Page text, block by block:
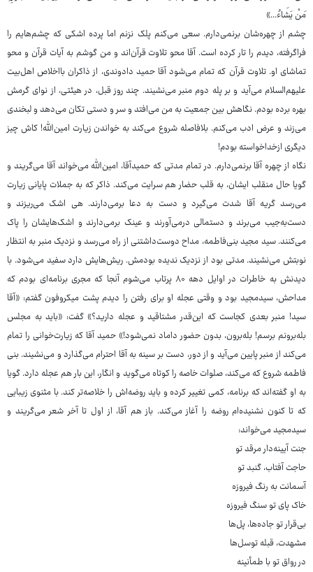
مَنْ یَشَاءُ...»
چشم از چهره‌شان برنمی‌دارم. سعی می‌کنم پلک نزنم اما پرده اشکی که چشم‌هایم را
فراگرفته، دیدم را تار کرده است. آقا محو تلاوت قرآن‌اند و من گوشم به آیات قرآن و محو
تماشای او. تلاوت قرآن که تمام می‌شود آقا حمید دادوندی، از ذاکران بااخلاص اهل‌بیت
علیهم‌السلام می‌آید و بر پله دوم منبر می‌نشیند. چند روز قبل، در هیئتی، از نوای گرمش
بهره برده بودم. نگاهش بین جمعیت به من می‌افتد و سر و دستی تکان می‌دهد و لبخندی
می‌زند و عرض ادب می‌کنم. بلافاصله شروع می‌کند به خواندن زیارت امین‌الله! کاش چیز
دیگری ازخداخواسته بودم!
نگاه از چهره آقا برنمی‌دارم. در تمام مدتی که حمیدآقا، امین‌الله می‌خواند آقا می‌گریند و
گویا حال منقلب ایشان، به قلب حضار هم سرایت می‌کند. ذاکر که به جملات پایانی زیارت
می‌رسد گریه آقا شدت می‌گیرد و دست به دعا برمی‌دارند. هی اشک می‌ریزند و
دست‌به‌جیب می‌برند و دستمالی درمی‌آورند و عینک برمی‌دارند و اشک‌هایشان را پاک
می‌کنند. سید مجید بنی‌فاطمه، مداح دوست‌داشتنی از راه می‌رسد و نزدیک منبر به انتظار
نوبتش می‌نشیند. مدتی بود از نزدیک ندیده بودمش. ریش‌هایش دارد سفید می‌شود. با
دیدنش به خاطرات در اوایل دهه ۸۰ پرتاب می‌شوم آنجا که مجری برنامه‌ای بودم که
مداحش، سیدمجید بود و وقتی عجله او برای رفتن را دیدم پشت میکروفون گفتم: «آقا
سید! منبر بعدی کجاست که این‌قدر مشتاقید و عجله دارید؟» گفت: «باید به مجلس
بله‌برونم برسم! بله‌برون، بدون حضور داماد نمی‌شود!» حمید آقا که زیارت‌خوانی را تمام
می‌کند از منبر پایین می‌آید و از دور، دست بر سینه به آقا احترام می‌گذارد و می‌نشیند. بنی
فاطمه شروع که می‌کند، صلوات خاصه را کوتاه می‌گوید و انگار، این بار هم عجله دارد. گویا
به او گفته‌اند که برنامه، کمی تغییر کرده و باید روضه‌اش را خلاصه‌تر کند. با مثنوی زیبایی
که تا کنون نشنیده‌ام روضه را آغاز می‌کند. باز هم آقا، از اول تا آخر شعر می‌گریند و
سیدمجید می‌خواند:
جنت آیینه‌دار مرقد تو
حاجت آفتاب، گنبد تو
آسمانت به رنگ فیروزه
خاک پای تو سنگ فیروزه
بی‌قرار تو جاده‌ها، پل‌ها
مشهدت، قبله توسل‌ها
در رواق تو با طمأنینه